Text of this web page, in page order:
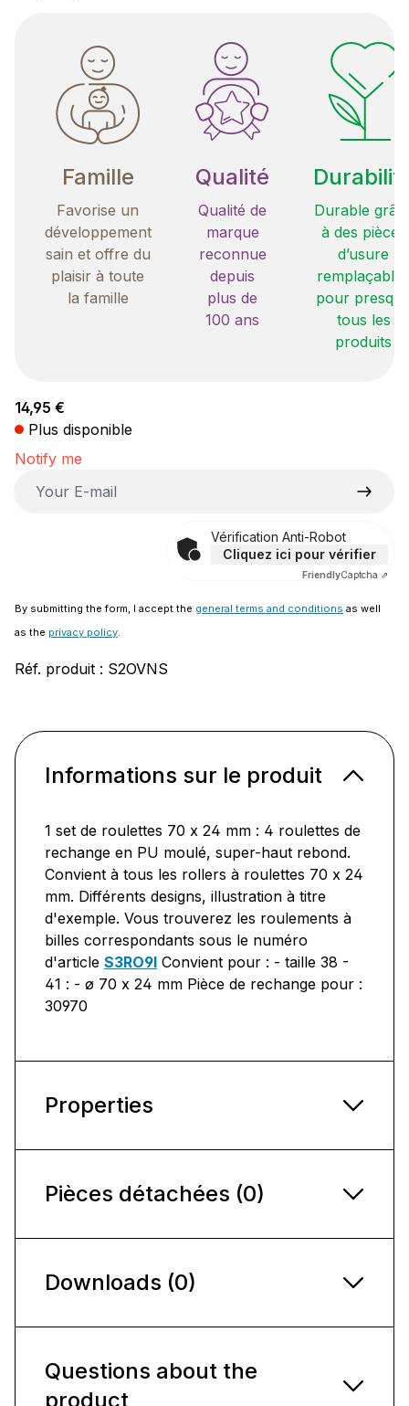
Famille
Favorise un
développement
sain et offre du
plaisir à toute
la famille
Qualité
Qualité de
marque
reconnue
depuis
plus de
100 ans
Durable
à des pièces
d’usure
remplaçables
pour
tous les
produits
Prix régulier :
14,95 €
Plus disponible
Notify me
Vérification Anti-Robot
Cliquez ici pour vérifier
FriendlyCaptcha ⇗
By submitting the form, I accept the general terms and conditions as well
as the privacy policy
Réf. produit : S2OVNS
Informations sur le produit
1 set de roulettes 70 x 24 mm : 4 roulettes de
rechange en PU moulé, super-haut rebond.
Convient à tous les rollers à roulettes 70 x 24
mm. Différents designs, illustration à titre
d'exemple. Vous trouverez les roulements à
billes correspondants sous le numéro
d'article S3RO9I Convient pour : - taille 38 -
41 : - ø 70 x 24 mm Pièce de rechange pour :
30970
Properties
Pièces détachées (0)
Downloads (0)
Questions about the
product